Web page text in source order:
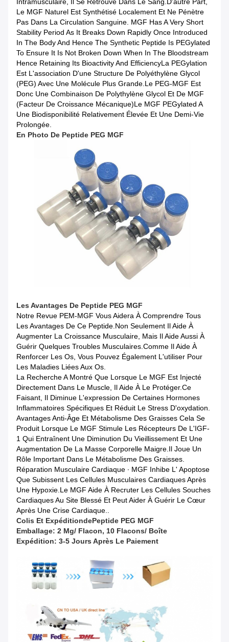
Intramusculaire, Il Se Retrouve Dans Le Sang.D'autre Part,
Le MGF Naturel Est Synthétisé Localement Et Ne Pénètre
Pas Dans La Circulation Sanguine. MGF Has A Very Short
Stability Period As It Breaks Down Rapidly Once Introduced
In The Body And Hence The Synthetic Peptide Is PEGylated
To Ensure It Is Not Broken Down When In The Bloodstream
Hence Retaining Its Bioactivity And EfficiencyLa PEGylation
Est L'association D'une Structure De Polyéthylène Glycol
(PEG) Avec Une Molécule Plus Grande.Le PEG-MGF Est
Donc Une Combinaison De Polythylène Glycol Et De MGF
(facteur De Croissance Mécanique)Le MGF PEGylated A
Une Biodisponibilité Relativement Élevée Et Une Demi-Vie
Prolongée.
En Photo De Peptide PEG MGF
Les Avantages De Peptide PEG MGF
Notre Revue PEM-MGF Vous Aidera À Comprendre Tous
Les Avantages De Ce Peptide.Non Seulement Il Aide À
Augmenter La Croissance Musculaire, Mais Il Aide Aussi À
Guérir Quelques Troubles Musculaires.Comme Il Aide À
Renforcer Les Os, Vous Pouvez Également L'utiliser Pour
Les Maladies Liées Aux Os.
La Recherche A Montré Que Lorsque Le MGF Est Injecté
Directement Dans Le Muscle, Il Aide À Le Protéger.Ce
Faisant, Il Diminue L'expression De Certaines Hormones
Inflammatoires Spécifiques Et Réduit Le Stress D'oxydation.
Avantages Anti-Âge Et Métabolisme Des Graisses Cela Se
Produit Lorsque Le MGF Stimule Les Récepteurs De L'IGF-
1 Qui Entraînent Une Diminution Du Vieillissement Et Une
Augmentation De La Masse Corporelle Maigre.il Joue Un
Rôle Important Dans Le Métabolisme Des Graisses.
Réparation Musculaire Cardiaque ∙ MGF Inhibe L' Apoptose
Que Subissent Les Cellules Musculaires Cardiaques Après
Une Hypoxie.Le MGF Aide À Recruter Les Cellules Souches
Cardiaques Au Site Blessé Et Peut Aider À Guérir Le Cœur
Après Une Crise Cardiaque..
Colis Et ExpéditionDePeptide PEG MGF
Emballage: 2 Mg/ Flacon, 10 Flacons/ Boîte
Expédition: 3-5 Jours Après Le Paiement